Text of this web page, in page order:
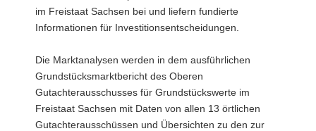
im Freistaat Sachsen bei und liefern fundierte
Informationen für Investitionsentscheidungen.
Die Marktanalysen werden in dem ausführlichen
Grundstücksmarktbericht des Oberen
Gutachterausschusses für Grundstückswerte im
Freistaat Sachsen mit Daten von allen 13 örtlichen
Gutachterausschüssen und Übersichten zu den zur